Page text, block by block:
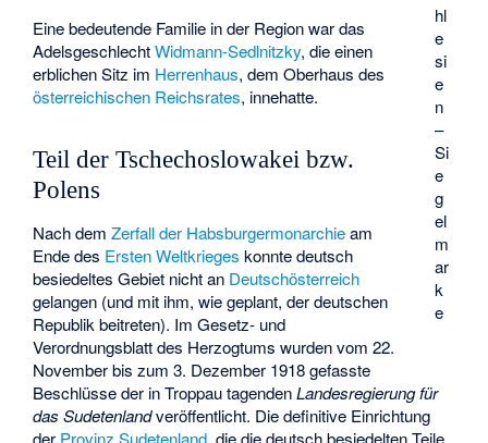
hl
e
si
e
n
–
Si
e
g
el
m
ar
k
e
Eine bedeutende Familie in der Region war das
AdelsgeschlechtWidmann-Sedlnitzky, die einen
erblichen Sitz im Herrenhaus, dem Oberhaus des
österreichischen Reichsrates, innehatte.
Teil der Tschechoslowakei bzw.
Polens
Nach demZerfall der Habsburgermonarchieam
Ende des Ersten Weltkrieges konnte deutsch
besiedeltes Gebiet nicht an Deutschösterreich
gelangen (und mit ihm, wie geplant, der deutschen
Republik beitreten). Im Gesetz- und
Verordnungsblatt des Herzogtums wurden vom 22.
November bis zum 3. Dezember 1918 gefasste
Beschlüsse der in Troppau tagendenLandesregierung für
das Sudetenlandveröffentlicht. Die definitive Einrichtung
der Provinz Sudetenland, die die deutsch besiedelten Teile